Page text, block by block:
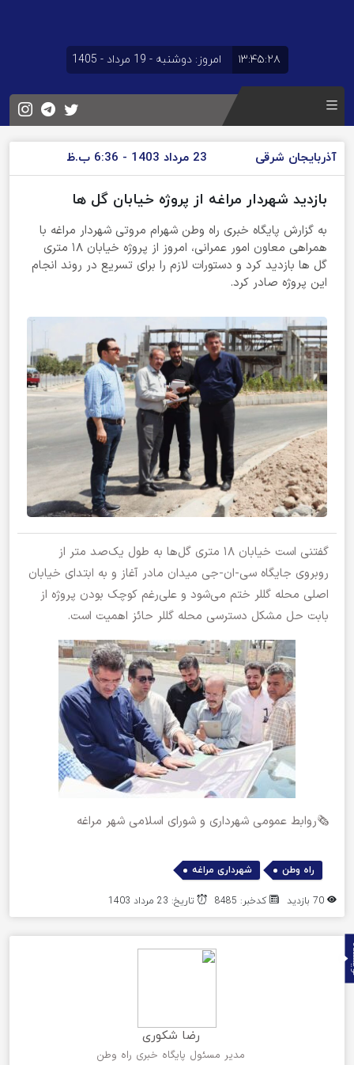
۱۳:۴۵:۲۸ امروز: دوشنبه - 19 مرداد - 1405
آذربایجان شرقی 23 مرداد 1403 - 6:36 ب.ظ
بازدید شهردار مراغه از پروژه خیابان گل ها
به گزارش پایگاه خبری راه وطن شهرام مروتی شهردار مراغه با
همراهی معاون امور عمرانی، امروز از پروژه خیابان ۱۸ متری
گل ها بازدید کرد و دستورات لازم را برای تسریع در روند انجام
این پروژه صادر کرد.
گفتنی است خیابان ۱۸ متری گل‌ها به طول یک‌صد متر از
روبروی جایگاه سی‌-ان-جی میدان مادر آغاز و به ابتدای خیابان
اصلی محله گللر ختم می‌شود و علی‌رغم کوچک بودن پروژه از
بابت حل مشکل دسترسی محله گللر حائز اهمیت است.
🗞روابط عمومی شهرداری و شورای اسلامی شهر مراغه
راه وطن , شهرداری مراغه
کدخبر: 8485 تاریخ: 23 مرداد 1403
رضا شکوری
مدیر مسئول پایگاه خبری راه وطن